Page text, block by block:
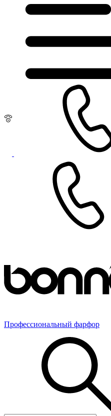
Профессиональный фарфор